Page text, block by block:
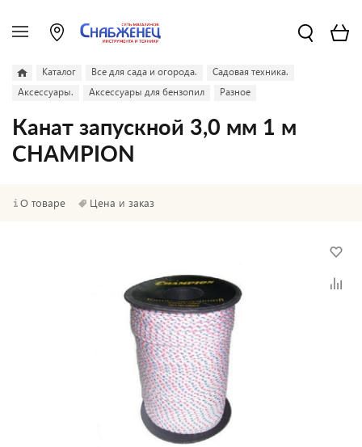
Каталог Все для сада и огорода.
Садовая техника.
Аксессуары.
Аксессуары для бензопил Разное
Канат запускной 3,0 мм 1 м
CHAMPION
О товаре Цена и заказ